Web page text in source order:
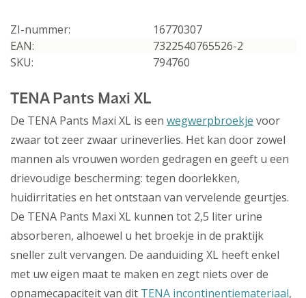
ZI-nummer:
16770307
EAN:
7322540765526-2
SKU:
794760
TENA Pants Maxi XL
De TENA Pants Maxi XL is een wegwerpbroekje voor
zwaar tot zeer zwaar urineverlies. Het kan door zowel
mannen als vrouwen worden gedragen en geeft u een
drievoudige bescherming: tegen doorlekken,
huidirritaties en het ontstaan van vervelende geurtjes.
De TENA Pants Maxi XL kunnen tot 2,5 liter urine
absorberen, alhoewel u het broekje in de praktijk
sneller zult vervangen. De aanduiding XL heeft enkel
met uw eigen maat te maken en zegt niets over de
opnamecapaciteit van dit TENA incontinentiemateriaal,